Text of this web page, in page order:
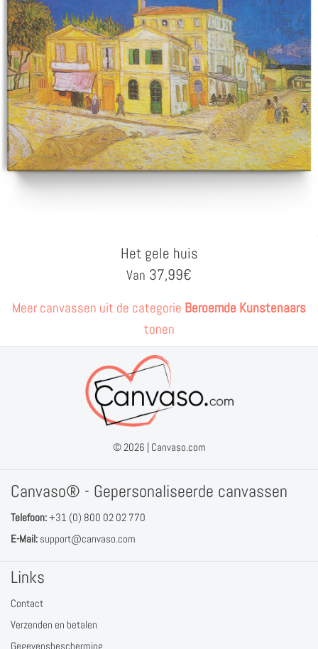
Het gele huis
Van 37,99€
Meer canvassen uit de categorie Beroemde Kunstenaars
tonen
© 2026 | Canvaso.com
Canvaso® - Gepersonaliseerde canvassen
Telefoon:+31 (0) 800 02 02 770
E-Mail: support@canvaso.com
Links
Contact
Verzenden en betalen
Gegevensbescherming